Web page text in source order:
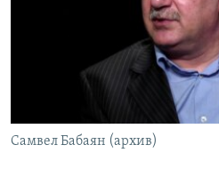
Все сайты Радио Азатутюн
Самвел Бабаян (архив)